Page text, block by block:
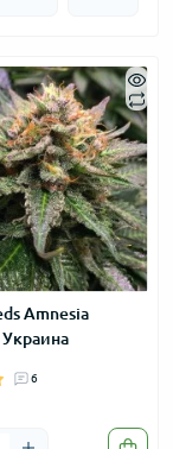
Amnesia
6